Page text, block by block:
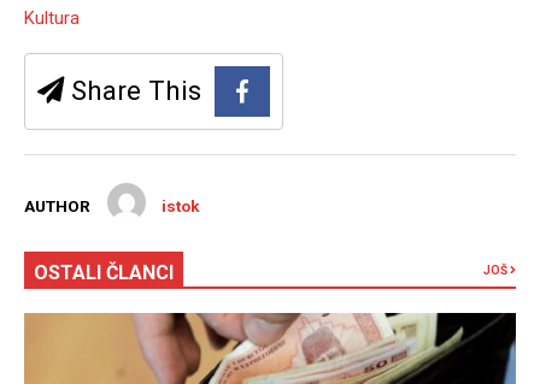
Kultura
Share This
AUTHOR istok
OSTALI ČLANCI JOŠ